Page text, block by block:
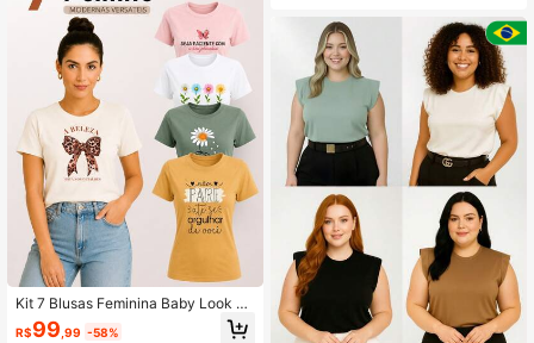
Kit 7 Blusas Feminina Baby Look Fe
minina Camiseta Feminina 100% Al
godão
R$99 ,99 -58%